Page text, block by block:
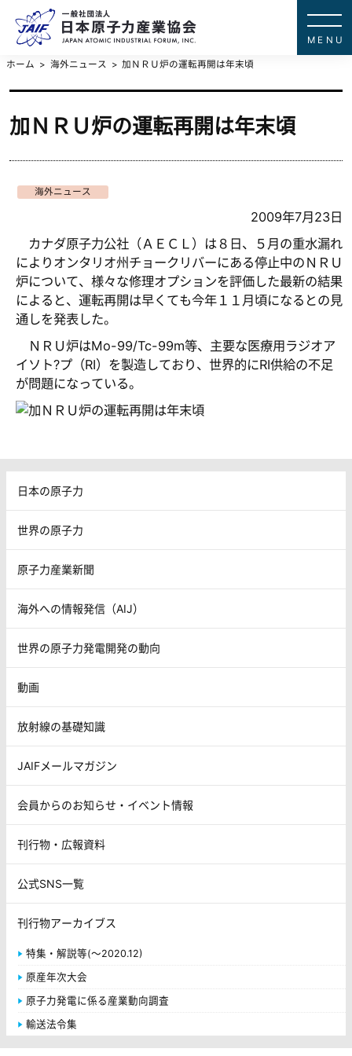
ホーム 海外ニュース 加ＮＲＵ炉の運転再開は年末頃
加ＮＲＵ炉の運転再開は年末頃
海外ニュース
2009年7月23日
カナダ原子力公社（ＡＥＣＬ）は８日、５月の重水漏れ
によりオンタリオ州チョークリバーにある停止中のＮＲＵ
炉について、様々な修理オプションを評価した最新の結果
によると、運転再開は早くても今年１１月頃になるとの見
通しを発表した。
ＮＲＵ炉はMo-99/Tc-99m等、主要な医療用ラジオア
イソト?プ（RI）を製造しており、世界的にRI供給の不足
が問題になっている。
日本の原子力
世界の原子力
原子力産業新聞
海外への情報発信（AIJ）
世界の原子力発電開発の動向
動画
放射線の基礎知識
JAIFメールマガジン
会員からのお知らせ・イベント情報
刊行物・広報資料
公式SNS一覧
刊行物アーカイブス
特集・解説等(～2020.12)
原産年次大会
原子力発電に係る産業動向調査
輸送法令集